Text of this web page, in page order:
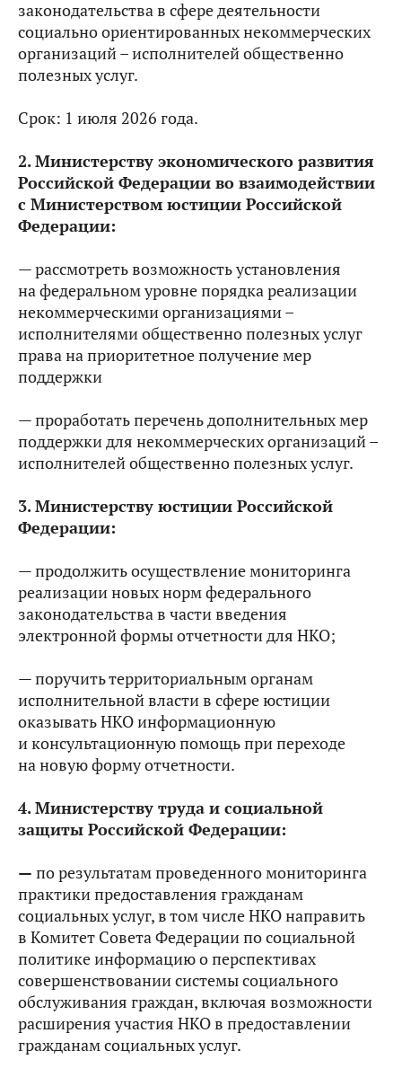
законодательства в сфере деятельности
социально ориентированных некоммерческих
организаций – исполнителей общественно
полезных услуг.
Срок: 1 июля 2026 года.
2. Министерству экономического развития
Российской Федерации во взаимодействии
с Министерством юстиции Российской
Федерации:
— рассмотреть возможность установления
на федеральном уровне порядка реализации
некоммерческими организациями –
исполнителями общественно полезных услуг
права на приоритетное получение мер
поддержки
— проработать перечень дополнительных мер
поддержки для некоммерческих организаций –
исполнителей общественно полезных услуг.
3. Министерству юстиции Российской
Федерации:
— продолжить осуществление мониторинга
реализации новых норм федерального
законодательства в части введения
электронной формы отчетности для НКО;
— поручить территориальным органам
исполнительной власти в сфере юстиции
оказывать НКО информационную
и консультационную помощь при переходе
на новую форму отчетности.
4. Министерству труда и социальной
защиты Российской Федерации:
— по результатам проведенного мониторинга
практики предоставления гражданам
социальных услуг, в том числе НКО направить
в Комитет Совета Федерации по социальной
политике информацию о перспективах
совершенствовании системы социального
обслуживания граждан, включая возможности
расширения участия НКО в предоставлении
гражданам социальных услуг.